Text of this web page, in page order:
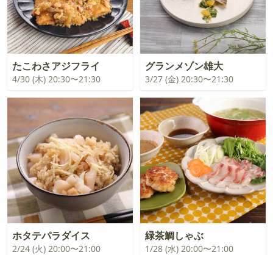
たこわさアジフライ
4/30 (木) 20:30〜21:30
グランメゾン雄大
3/27 (金) 20:30〜21:30
ホタテパラダイス
2/24 (火) 20:00〜21:00
緑茶鯛しゃぶ
1/28 (水) 20:00〜21:00